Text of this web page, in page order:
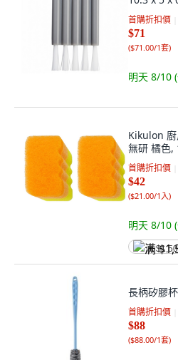
首購折扣價
$71
($71.00/1套)
明天 8/10
Kikulon
無研 橘色,
首購折扣價
$42
($21.00/1入)
明天 8/10
满
長柄矽膠
首購折扣價
$88
($88.00/1套)